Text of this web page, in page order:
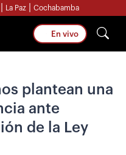
La Paz Cochabamba
En vivo
plantean una
ante
de la Ley